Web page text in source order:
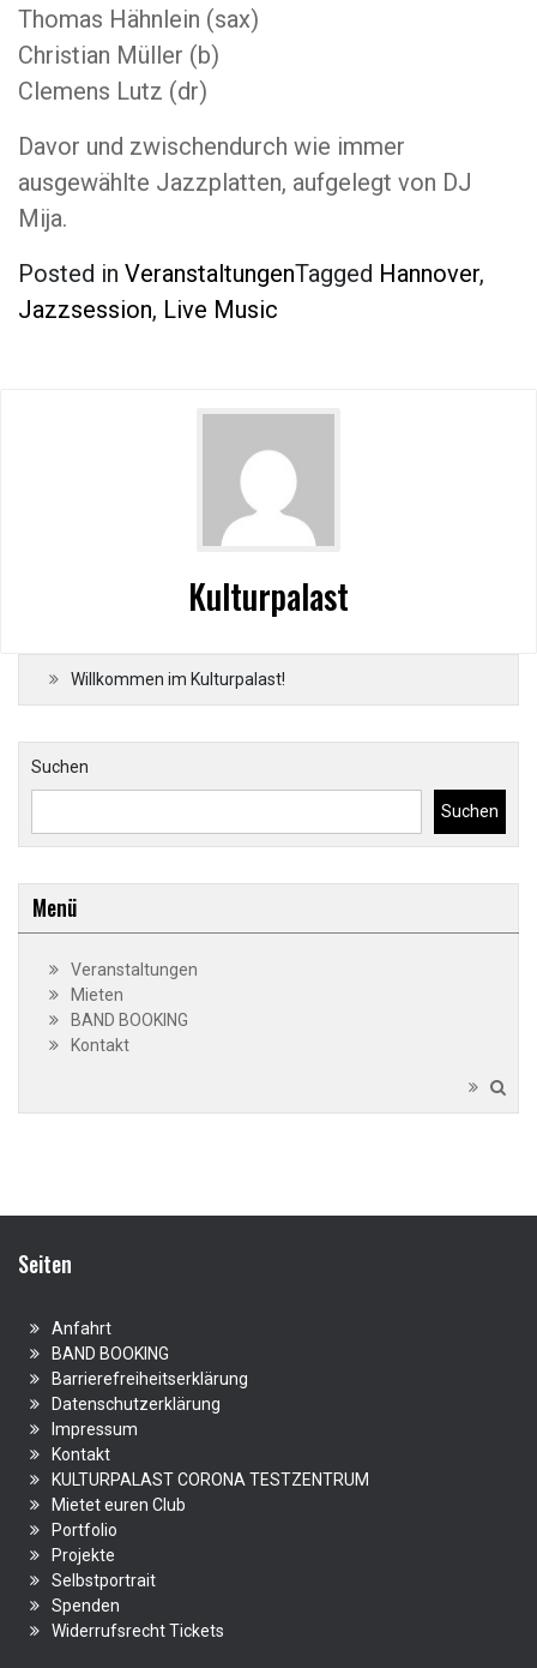
Thomas Hähnlein (sax)
Christian Müller (b)
Clemens Lutz (dr)
Davor und zwischendurch wie immer
ausgewählte Jazzplatten, aufgelegt von DJ
Mija.
Posted in VeranstaltungenTagged Hannover,
Jazzsession, Live Music
Kulturpalast
Willkommen im Kulturpalast!
Suchen
Suchen
Menü
Veranstaltungen
Mieten
BAND BOOKING
Kontakt
Seiten
Anfahrt
BAND BOOKING
Barrierefreiheitserklärung
Datenschutzerklärung
Impressum
Kontakt
KULTURPALAST CORONA TESTZENTRUM
Mietet euren Club
Portfolio
Projekte
Selbstportrait
Spenden
Widerrufsrecht Tickets